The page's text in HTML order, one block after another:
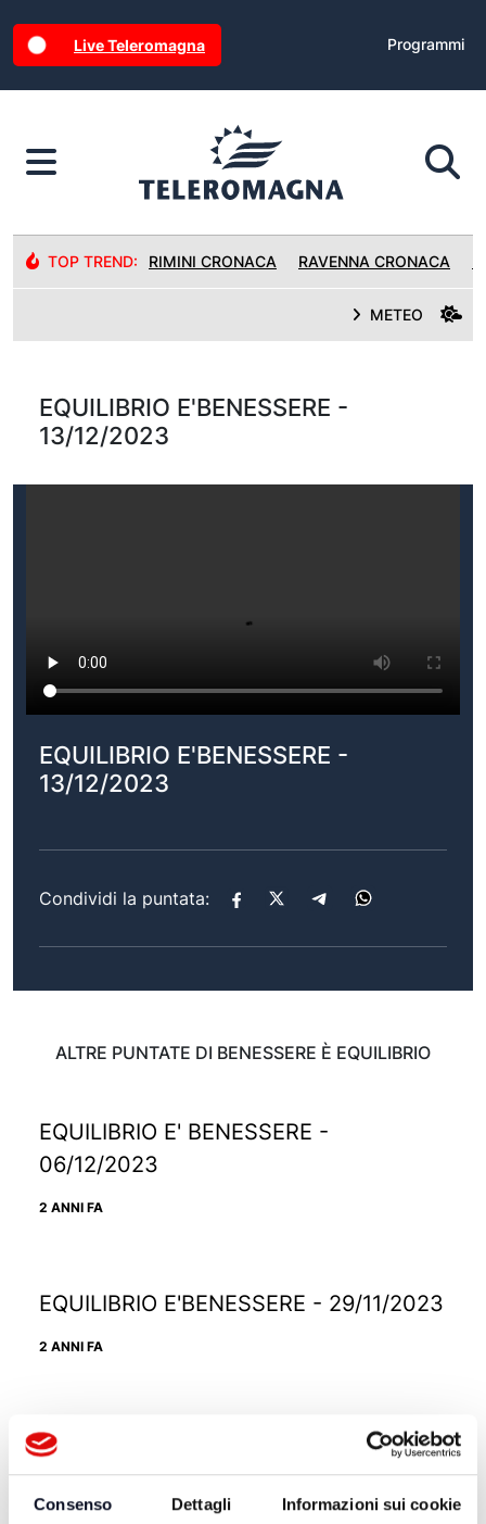
Consenso Dettagli Informazioni sui cookie
Live Teleromagna Programmi
TOP TREND: RIMINI CRONACA RAVENNA CRONACA
METEO
EQUILIBRIO E'BENESSERE -
13/12/2023
EQUILIBRIO E'BENESSERE -
13/12/2023
Condividi la puntata:
ALTRE PUNTATE DI BENESSERE È EQUILIBRIO
EQUILIBRIO E' BENESSERE -
06/12/2023
2 ANNI FA
EQUILIBRIO E'BENESSERE - 29/11/2023
2 ANNI FA
EQUILIBRIO E' BENESSERE -
22/11/2023